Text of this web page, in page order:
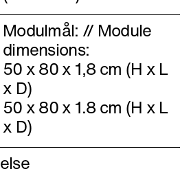
Modulmål: // Module
dimensions:
50 x 80 x 1,8 cm (H x L
x D)
50 x 80 x 1.8 cm (H x L
x D)